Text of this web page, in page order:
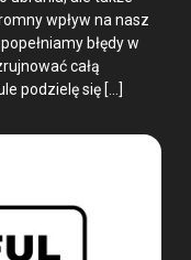
wpływ na nasz
błędy w
całą
podzielę się […]